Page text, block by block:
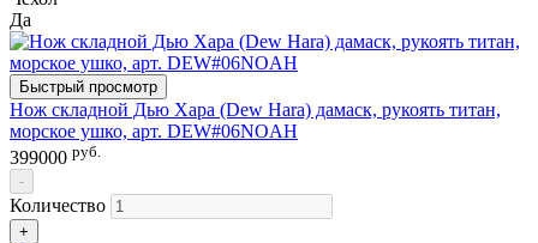
Да
Быстрый просмотр
Нож складной Дью Хара (Dew Hara) дамаск, рукоять титан,
морское ушко, арт. DEW#06NOAH
399000 руб.
-
Количество
+